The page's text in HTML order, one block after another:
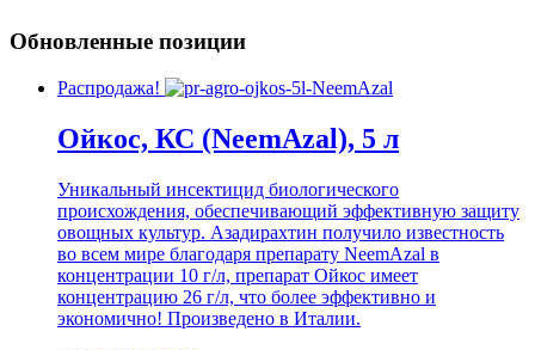
Обновленные позиции
Распродажа!
Ойкос, КС (NeemAzal), 5 л
Уникальный инсектицид биологического
происхождения, обеспечивающий эффективную защиту
овощных культур. Азадирахтин получило известность
во всем мире благодаря препарату NeemAzal в
концентрации 10 г/л, препарат Ойкос имеет
концентрацию 26 г/л, что более эффективно и
экономично! Произведено в Италии.